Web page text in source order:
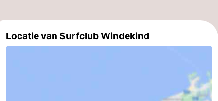
-
Parkeren
-
Locatie van Surfclub Windekind